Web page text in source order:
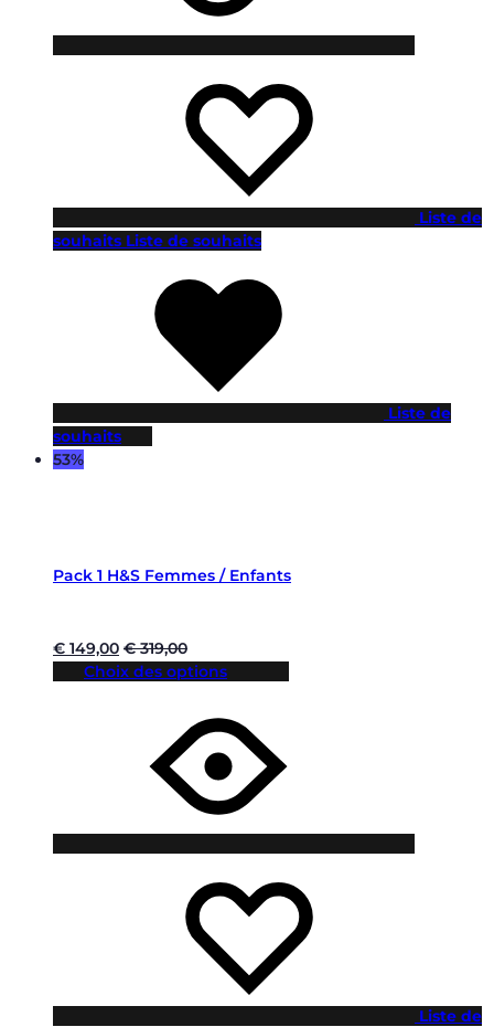
Liste de
souhaits Liste de souhaits
Liste de
souhaits
53%
Pack 1 H&S Femmes / Enfants
€ 149,00 €319,00
Choix des options
Liste de